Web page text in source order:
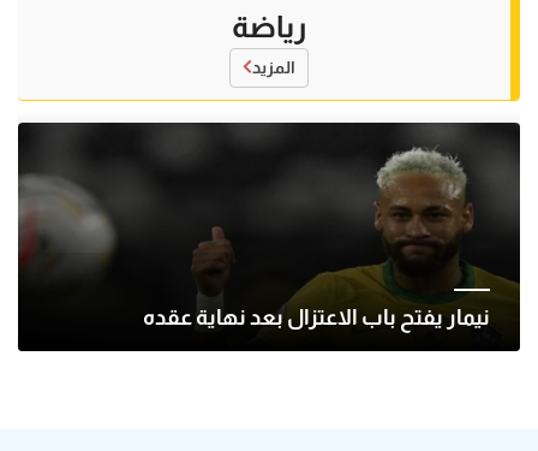
رياضة
المزيد
نيمار يفتح باب الاعتزال بعد نهاية عقده